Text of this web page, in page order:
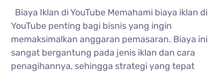
Biaya Iklan di YouTube Memahami biaya iklan di
YouTube penting bagi bisnis yang ingin
memaksimalkan anggaran pemasaran. Biaya ini
sangat bergantung pada jenis iklan dan cara
penagihannya, sehingga strategi yang tepat